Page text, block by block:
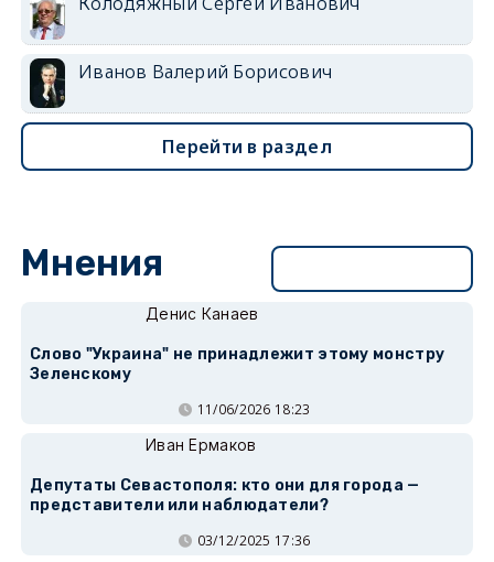
Иванов Валерий Борисович
Перейти в раздел
Мнения
Денис Канаев
Слово "Украина" не принадлежит этому монстру
Зеленскому
11/06/2026 18:23
Иван Ермаков
Депутаты Севастополя: кто они для города —
представители или наблюдатели?
03/12/2025 17:36